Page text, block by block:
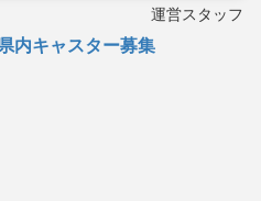
運営スタッフ
内キャスター募集